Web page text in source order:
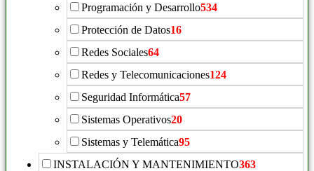
Programación y Desarrollo534
Protección de Datos16
Redes Sociales64
Redes y Telecomunicaciones124
Seguridad Informática57
Sistemas Operativos20
Sistemas y Telemática95
INSTALACIÓN Y MANTENIMIENTO363